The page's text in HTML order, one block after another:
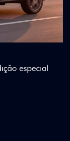
e detalhes em
única.